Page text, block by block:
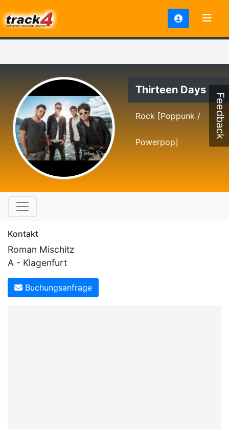
Thirteen Days
Rock [Poppunk /
Powerpop]
Kontakt
Roman Mischitz
A - Klagenfurt
Buchungsanfrage
Feedback